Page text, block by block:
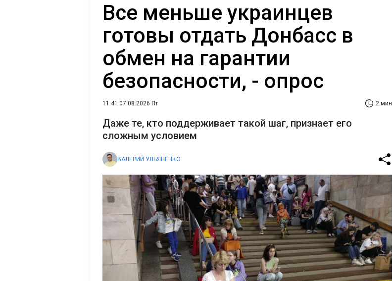
Все меньше украинцев
готовы отдать Донбасс в
обмен на гарантии
безопасности, - опрос
11:41 07.08.2026 Пт 2 мин
Даже те, кто поддерживает такой шаг, признает его
сложным условием
ВАЛЕРИЙ УЛЬЯНЕНКО